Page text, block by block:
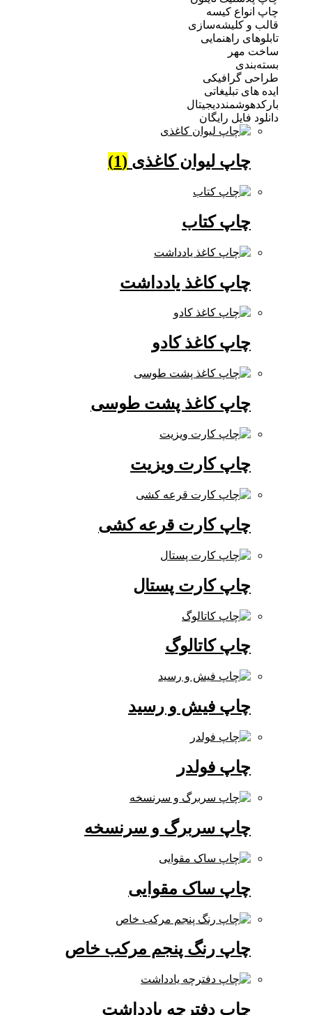
کیسه
کلیشه‌سازی
راهنمایی
گرافیکی
تبلیغاتی
فایل رایگان
چاپ لیوان کاغذی(1)
چاپ کتاب
چاپ کاغذ یادداشت
چاپ کاغذ کادو
چاپ کاغذ پشت طوسی
چاپ کارت ویزیت
چاپ کارت قرعه کشی
چاپ کارت پستال
چاپ کاتالوگ
چاپ فیش و رسید
چاپ فولدر
چاپ سربرگ و سرنسخه
چاپ ساک مقوایی
چاپ رنگ پنجم مرکب خاص
چاپ دفترچه یادداشت